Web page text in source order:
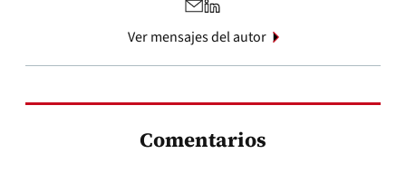
Ver mensajes del autor
Comentarios